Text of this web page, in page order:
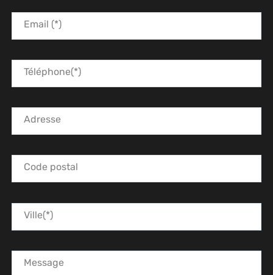
Email (*)
Téléphone(*)
Adresse
Code postal
Ville(*)
Message